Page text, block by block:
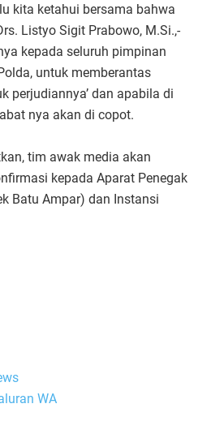
kita ketahui bersama bahwa
Listyo Sigit Prabowo, M.Si.,-
kepada seluruh pimpinan
untuk memberantas
perjudiannya’ dan apabila di
nya akan di copot.
tim awak media akan
kepada Aparat Penegak
Batu Ampar) dan Instansi
WA